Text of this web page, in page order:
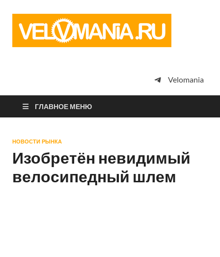
просто
Velomania
ГЛАВНОЕ МЕНЮ
НОВОСТИ РЫНКА
Изобретён невидимый
велосипедный шлем